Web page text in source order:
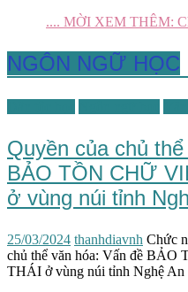
.... MỜI XEM THÊM:
NGÔN NGỮ HỌC
Quyền của chủ
BẢO TỒN CHỮ
ở vùng núi tỉnh
25/03/2024 thanhdiavnh Chức
chủ thể văn hóa: Vấn đề
THÁI ở vùng núi tỉnh Nghệ An